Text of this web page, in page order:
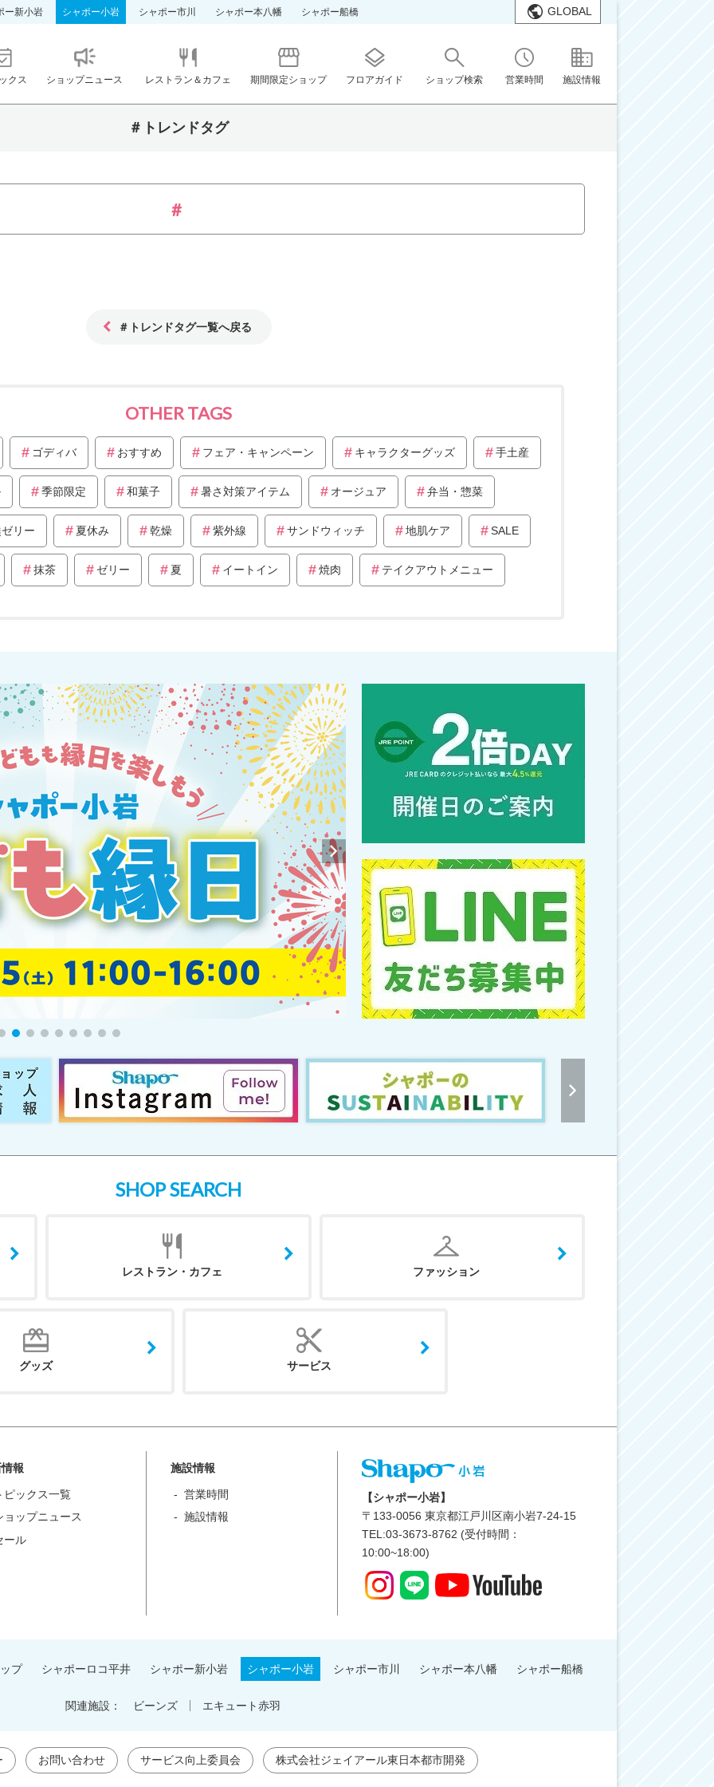
ー新小岩 シャポー小岩 シャポー市川 シャポー本八幡 シャポー船橋 GLOBAL
クス ショップニュース レストラン＆カフェ 期間限定ショップ フロアガイド ショップ検索 営業時間 施設情報
＃トレンドタグ
＃トレンドタグ一覧へ戻る
OTHER TAGS
ゴディバ おすすめ フェア・キャンペーン キャラクターグッズ 手土産
季節限定 和菓子 暑さ対策アイテム オージュア 弁当・惣菜
リー 夏休み 乾燥 紫外線 サンドウィッチ 地肌ケア SALE
抹茶 ゼリー 夏 イートイン 焼肉 テイクアウトメニュー
SHOP SEARCH
レストラン・カフェ ファッション
グッズ サービス
報
ピックス一覧
ョップニュース
ール
施設情報
営業時間
施設情報
【シャポー小岩】
〒 133-0056 東京都江戸川区南小岩7-24-15
TEL:03-3673-8762 (受付時間：
10:00~18:00)
プ シャポーロコ平井 シャポー新小岩 シャポー小岩 シャポー市川 シャポー本八幡 シャポー船橋
関連施設： ビーンズ エキュート赤羽
お問い合わせ サービス向上委員会 株式会社ジェイアール東日本都市開発